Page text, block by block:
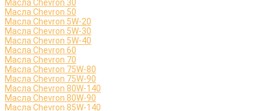
Масла Chevron 30
Масла Chevron 50
Масла Chevron 5W-20
Масла Chevron 5W-30
Масла Chevron 5W-40
Масла Chevron 60
Масла Chevron 70
Масла Chevron 75W-80
Масла Chevron 75W-90
Масла Chevron 80W-140
Масла Chevron 80W-90
Масла Chevron 85W-140